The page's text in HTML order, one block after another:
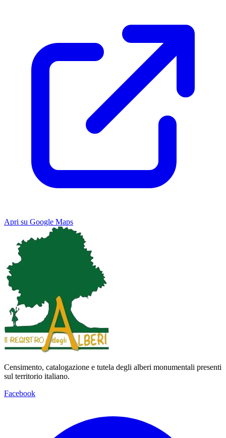
Apri su Google Maps
Map Satellite
Keyboard shortcuts
Censimento, catalogazione e tutela degli alberi monumentali presenti
sul territorio italiano.
Facebook